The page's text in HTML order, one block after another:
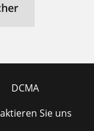
DCMA
Sie uns